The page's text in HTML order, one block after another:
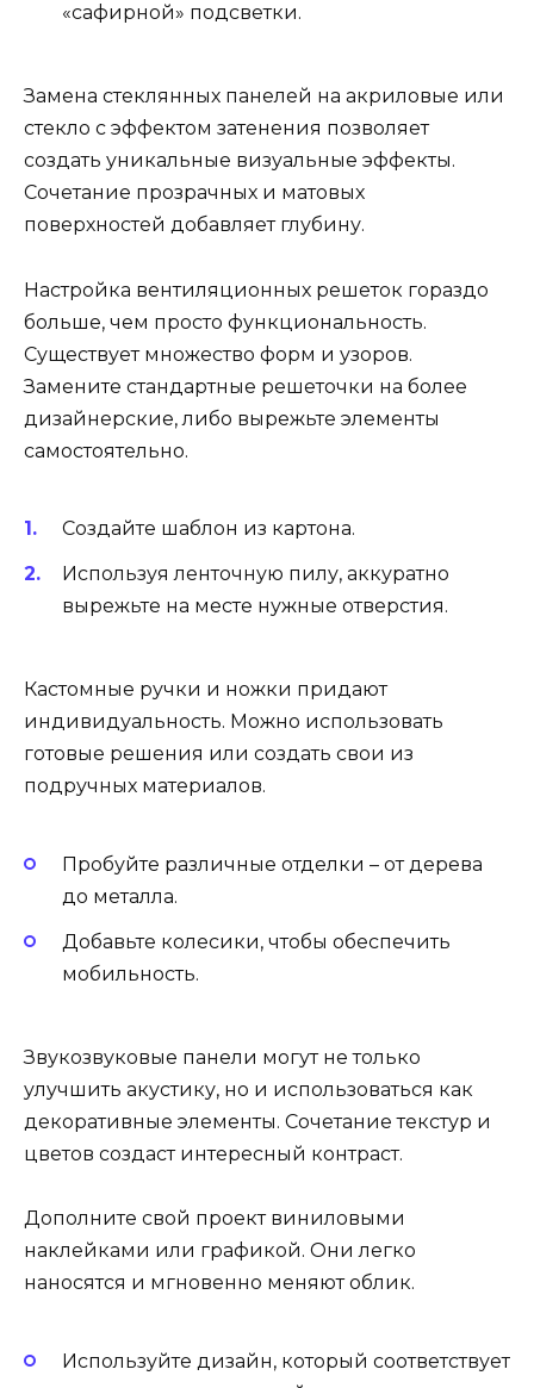
«сафирной» подсветки.
Замена стеклянных панелей на акриловые или
стекло с эффектом затенения позволяет
создать уникальные визуальные эффекты.
Сочетание прозрачных и матовых
поверхностей добавляет глубину.
Настройка вентиляционных решеток гораздо
больше, чем просто функциональность.
Существует множество форм и узоров.
Замените стандартные решеточки на более
дизайнерские, либо вырежьте элементы
самостоятельно.
Создайте шаблон из картона.
Используя ленточную пилу, аккуратно
вырежьте на месте нужные отверстия.
Кастомные ручки и ножки придают
индивидуальность. Можно использовать
готовые решения или создать свои из
подручных материалов.
Пробуйте различные отделки – от дерева
до металла.
Добавьте колесики, чтобы обеспечить
мобильность.
Звукозвуковые панели могут не только
улучшить акустику, но и использоваться как
декоративные элементы. Сочетание текстур и
цветов создаст интересный контраст.
Дополните свой проект виниловыми
наклейками или графикой. Они легко
наносятся и мгновенно меняют облик.
Используйте дизайн, который соответствует